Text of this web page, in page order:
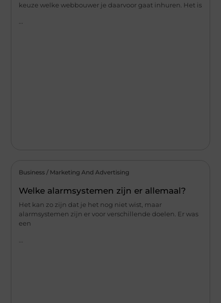
keuze welke webbouwer je daarvoor gaat inhuren. Het is
Business / Marketing And Advertising
Welke alarmsystemen zijn er allemaal?
Het kan zo zijn dat je het nog niet wist, maar
alarmsystemen zijn er voor verschillende doelen. Er was
een